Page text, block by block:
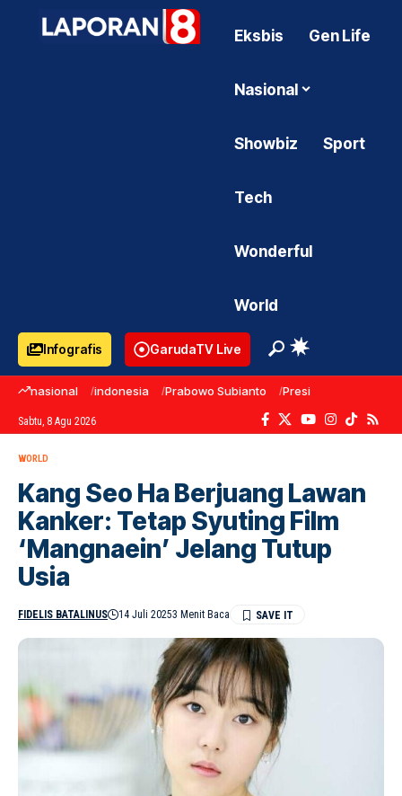
Eksbis Gen Life
Nasional
Showbiz Sport
Tech
Wonderful
World
Infografis GarudaTV Live
nasional indonesia Prabowo Subianto Presiden Prabowo
Sabtu, 8 Agu 2026
WORLD
Kang Seo Ha Berjuang Lawan
Kanker: Tetap Syuting Film
‘Mangnaein’ Jelang Tutup
Usia
FIDELIS BATALINUS 14 Juli 20253 Menit Baca